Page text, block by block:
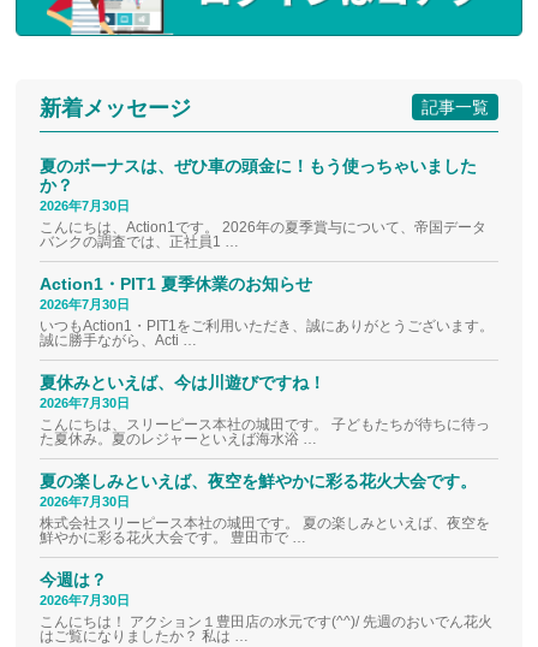
記事一覧
新着メッセージ
夏のボーナスは、ぜひ車の頭金に！もう使っちゃいました
か？
2026年7月30日
こんにちは、Action1です。 2026年の夏季賞与について、帝国データ
バンクの調査では、正社員1 …
Action1・PIT1 夏季休業のお知らせ
2026年7月30日
いつもAction1・PIT1をご利用いただき、誠にありがとうございます。
誠に勝手ながら、Acti …
夏休みといえば、今は川遊びですね！
2026年7月30日
こんにちは、スリーピース本社の城田です。 子どもたちが待ちに待っ
た夏休み。夏のレジャーといえば海水浴 …
夏の楽しみといえば、夜空を鮮やかに彩る花火大会です。
2026年7月30日
株式会社スリーピース本社の城田です。 夏の楽しみといえば、夜空を
鮮やかに彩る花火大会です。 豊田市で …
今週は？
2026年7月30日
こんにちは！ アクション１豊田店の水元です(^^)/ 先週のおいでん花火
はご覧になりましたか？ 私は …